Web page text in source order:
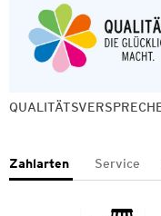
Zahlarten Service